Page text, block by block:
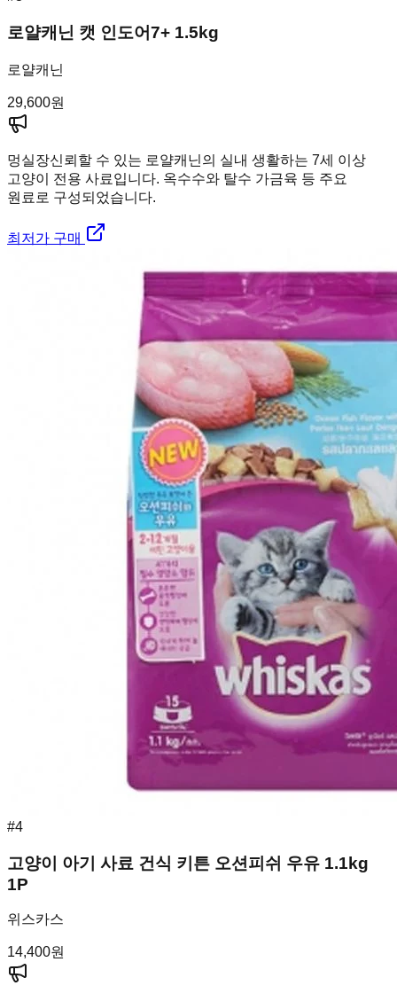
로얄캐닌 캣 인도어7+ 1.5kg
로얄캐닌
29,600원
멍실장신뢰할 수 있는 로얄캐닌의 실내 생활하는 7세 이상
고양이 전용 사료입니다. 옥수수와 탈수 가금육 등 주요
원료로 구성되었습니다.
최저가 구매
#4
고양이 아기 사료 건식 키튼 오션피쉬 우유 1.1kg
1P
위스카스
14,400원